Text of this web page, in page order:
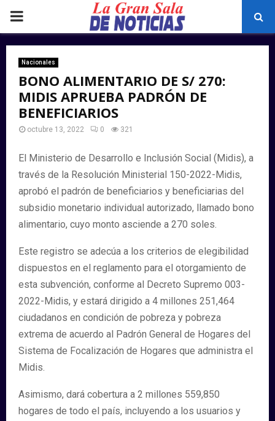
PRIMARY
MENU
Nacionales
BONO ALIMENTARIO DE S/ 270:
MIDIS APRUEBA PADRÓN DE
BENEFICIARIOS
octubre 13, 2022 0 321
El Ministerio de Desarrollo e Inclusión Social (Midis), a
través de la Resolución Ministerial 150-2022-Midis,
aprobó el padrón de beneficiarios y beneficiarias del
subsidio monetario individual autorizado, llamado bono
alimentario, cuyo monto asciende a 270 soles.
Este registro se adecúa a los criterios de elegibilidad
dispuestos en el reglamento para el otorgamiento de
esta subvención, conforme al Decreto Supremo 003-
2022-Midis, y estará dirigido a 4 millones 251,464
ciudadanos en condición de pobreza y pobreza
extrema de acuerdo al Padrón General de Hogares del
Sistema de Focalización de Hogares que administra el
Midis.
Asimismo, dará cobertura a 2 millones 559,850
hogares de todo el país, incluyendo a los usuarios y